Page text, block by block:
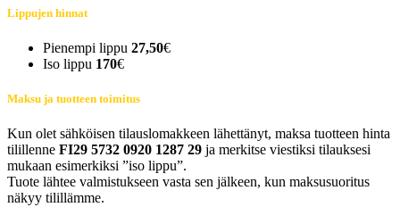
Lippujen hinnat
Pienempi lippu 27,50€
Iso lippu 170€
Maksu ja tuotteen toimitus
Kun olet sähköisen tilauslomakkeen lähettänyt, maksa tuotteen hinta
tilillenne FI29 5732 0920 1287 29 ja merkitse viestiksi tilauksesi
mukaan esimerkiksi ”iso lippu”.
Tuote lähtee valmistukseen vasta sen jälkeen, kun maksusuoritus
näkyy tilillämme.